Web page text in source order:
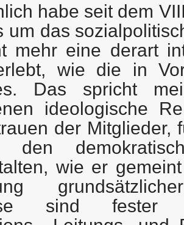
habe seit dem
um das
mehr eine derart
wie die in
Das spricht
ideologische
der Mitglieder,
den
wie er
sind fester